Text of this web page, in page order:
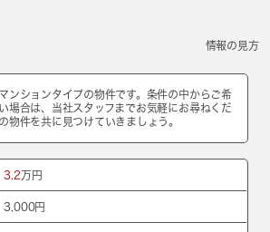
情報の見方
ンションタイプの物件です。条件の中からご希
場合は、当社スタッフまでお気軽にお尋ねくだ
物件を共に見つけていきましょう。
3.2 万円
3,000円